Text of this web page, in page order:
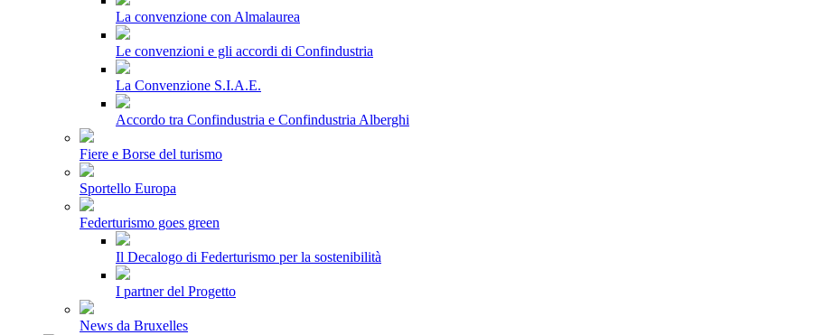
La convenzione con Almalaurea
Le convenzioni e gli accordi di Confindustria
La Convenzione S.I.A.E.
Accordo tra Confindustria e Confindustria Alberghi
Fiere e Borse del turismo
Sportello Europa
Federturismo goes green
Il Decalogo di Federturismo per la sostenibilità
I partner del Progetto
News da Bruxelles